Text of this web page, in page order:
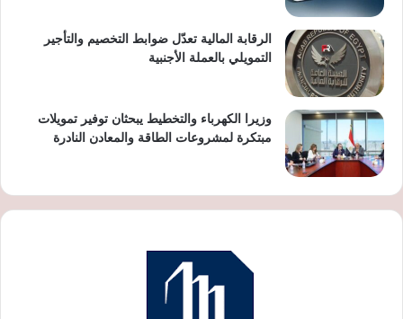
الرقابة المالية تعدّل ضوابط التخصيم والتأجير
التمويلي بالعملة الأجنبية
وزيرا الكهرباء والتخطيط يبحثان توفير تمويلات
مبتكرة لمشروعات الطاقة والمعادن النادرة